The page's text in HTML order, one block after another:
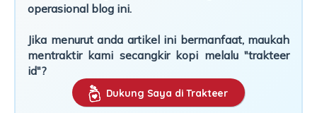
operasional blog ini.
Jika menurut anda artikel ini bermanfaat, maukah
mentraktir kami secangkir kopi melalu "trakteer
id"?
Dukung Saya di Trakteer